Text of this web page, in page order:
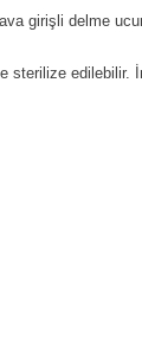
girişli delme